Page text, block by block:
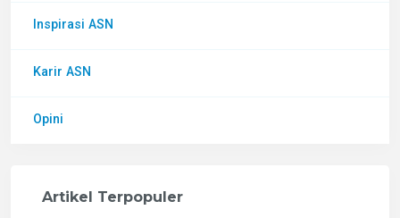
Inspirasi ASN
Karir ASN
Opini
Artikel Terpopuler